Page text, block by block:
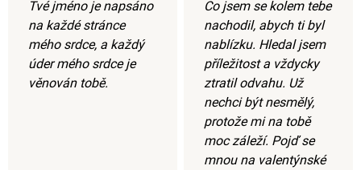
Tvé jméno je napsáno
na každé stránce
mého srdce, a každý
úder mého srdce je
věnován tobě.
Co jsem se kolem tebe
nachodil, abych ti byl
nablízku. Hledal jsem
příležitost a vždycky
ztratil odvahu. Už
nechci být nesmělý,
protože mi na tobě
moc záleží. Pojď se
mnou na valentýnské